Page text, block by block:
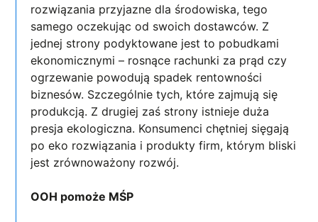
rozwiązania przyjazne dla środowiska, tego
samego oczekując od swoich dostawców. Z
jednej strony podyktowane jest to pobudkami
ekonomicznymi – rosnące rachunki za prąd czy
ogrzewanie powodują spadek rentowności
biznesów. Szczególnie tych, które zajmują się
produkcją. Z drugiej zaś strony istnieje duża
presja ekologiczna. Konsumenci chętniej sięgają
po eko rozwiązania i produkty firm, którym bliski
jest zrównoważony rozwój.
OOH pomoże MŚP